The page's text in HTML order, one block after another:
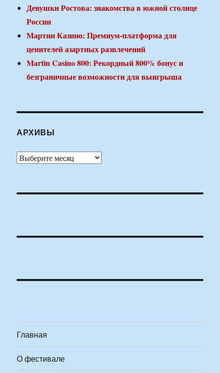
Девушки Ростова: знакомства в южной столице
России
Мартин Казино: Премиум-платформа для
ценителей азартных развлечений
Martin Casino 800: Рекордный 800% бонус и
безграничные возможности для выигрыша
АРХИВЫ
Архивы
Главная
О фестивале